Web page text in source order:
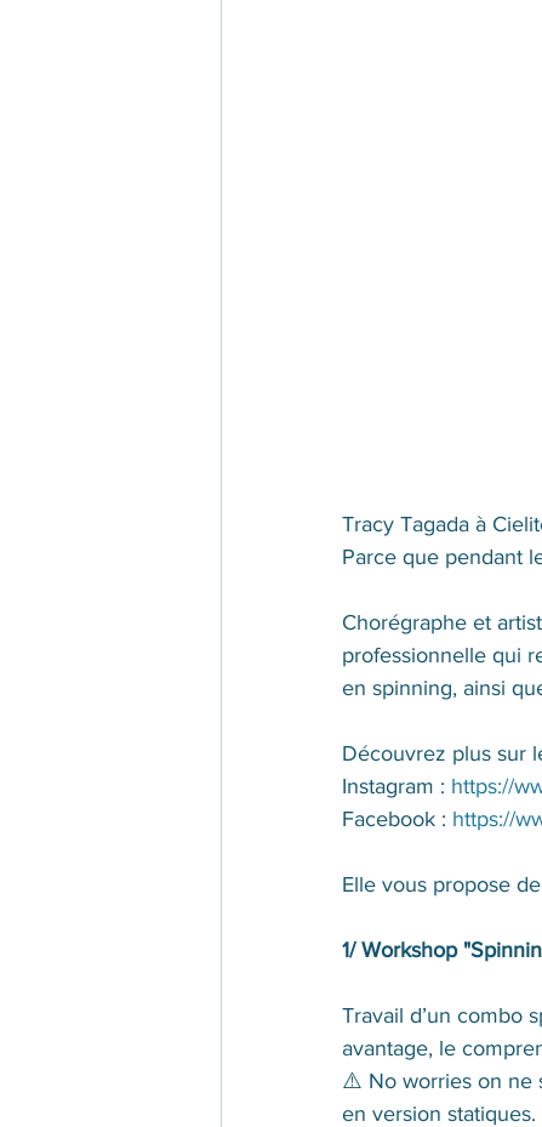
Tracy Tagada à
Parce que pendant
Chorégraphe et
professionnelle qui
en spinning, ainsi
Découvrez plus sur
Instagram : https://
Facebook : https://
Elle vous propose
1/ Workshop
Travail d’un combo
avantage, le
⚠️ No worries on ne
en version statiques.